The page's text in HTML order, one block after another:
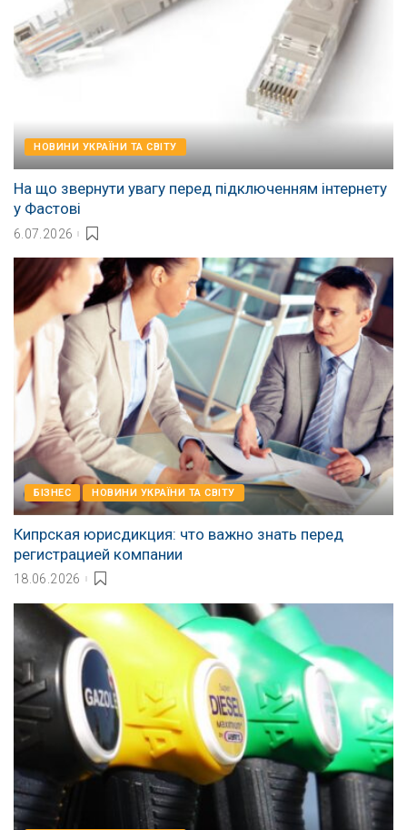
НОВИНИ УКРАЇНИ ТА СВІТУ
На що звернути увагу перед підключенням інтернету
у Фастові
6.07.2026
БІЗНЕС НОВИНИ УКРАЇНИ ТА СВІТУ
Кипрская юрисдикция: что важно знать перед
регистрацией компании
18.06.2026